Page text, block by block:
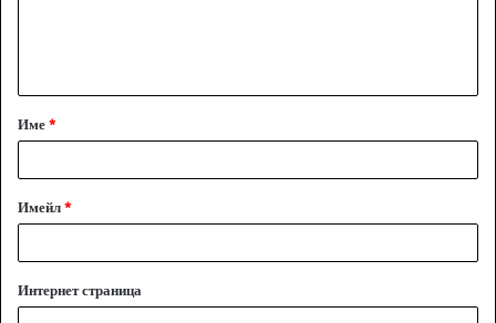
а
р
Име*
Имейл*
Интернет страница